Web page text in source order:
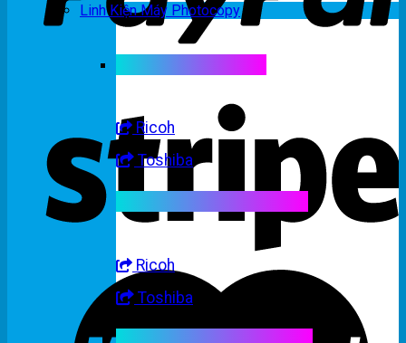
Linh Kiện Máy Photocopy
Ricoh
Toshiba
Ricoh
Toshiba